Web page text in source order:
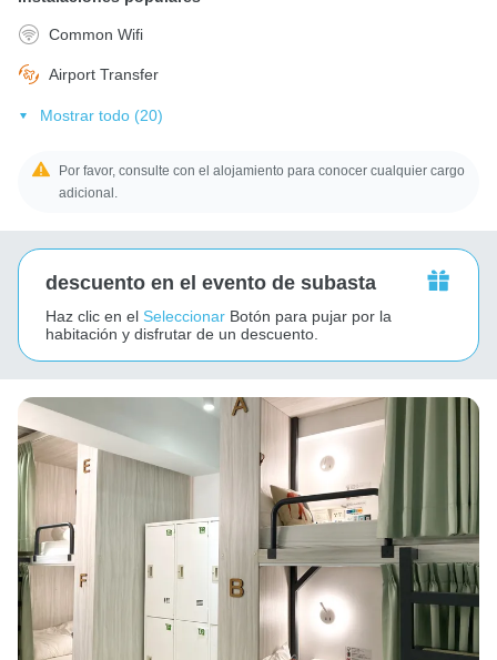
Common Wifi
Airport Transfer
Mostrar todo (20)
Por favor, consulte con el alojamiento para conocer cualquier cargo
adicional.
descuento en el evento de subasta
Haz clic en el Seleccionar Botón para pujar por la
habitación y disfrutar de un descuento.